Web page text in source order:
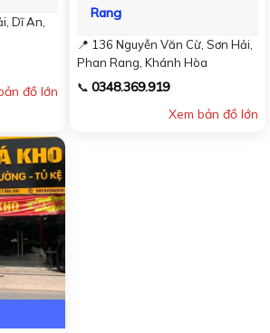
Dĩ An,
đồ lớn
Rang
📍 136 Nguyễn Văn Cừ, Sơn Hải,
Phan Rang, Khánh Hòa
📞 0348.369.919
Xem bản đồ lớn